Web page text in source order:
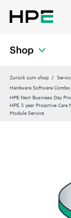
Shop
Zurück zum shop
Hardware Software
HPE Next Business Day
HPE 3 year Proactive
Module Service